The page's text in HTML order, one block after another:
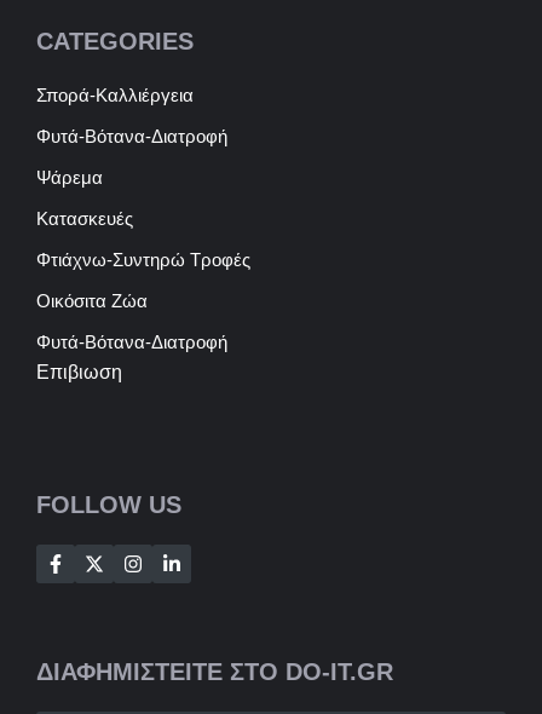
CATEGORIES
Σπορά-Καλλιέργεια
Φυτά-Βότανα-Διατροφή
Ψάρεμα
Κατασκευές
Φτιάχνω-Συντηρώ Τροφές
Οικόσιτα Ζώα
Φυτά-Βότανα-Διατροφή
Επιβιωση
FOLLOW US
ΔΙΑΦΗΜΙΣΤΕΙΤΕ ΣΤΟ DO-IT.GR